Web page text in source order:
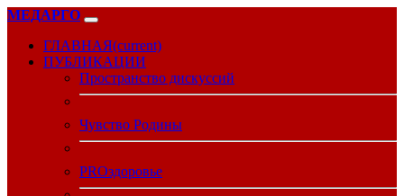
МЕДАРГО
ГЛАВНАЯ(current)
ПУБЛИКАЦИИ
Пространство дискуссий
Чувство Родины
PROздоровье